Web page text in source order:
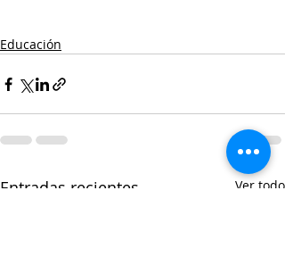
Educación
Entradas recientes Ver todo